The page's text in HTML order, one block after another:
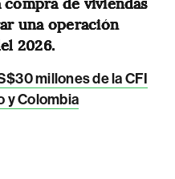
una operación
2026.
millones de la CFI
y Colombia